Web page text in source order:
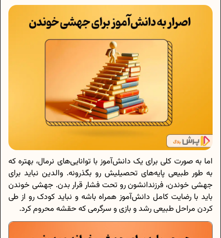
اما به صورت کلی برای یک دانش‌آموز با توانایی‌های نرمال، بهتره که
به طور طبیعی پایه‌های تحصیلیش رو بگذرونه. والدین نباید برای
جهشی خوندن، فرزندانشون رو تحت فشار قرار بدن. جهشی خوندن
باید با رضایت کامل دانش‌آموز همراه باشه و نباید کودک رو از طی
کردن مراحل طبیعی رشد و بازی و سرگرمی که حقشه محروم کرد.